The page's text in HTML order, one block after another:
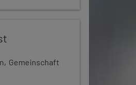
Gemeinschaft